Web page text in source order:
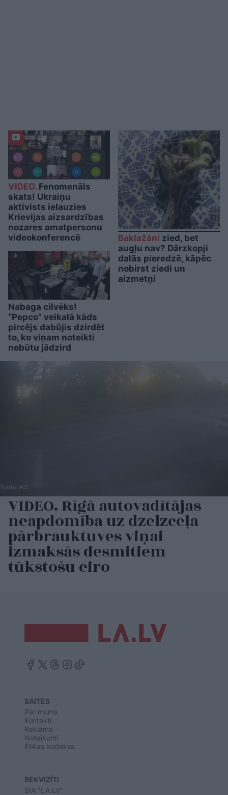
VIDEO. Fenomenāls
skats! Ukraiņu
aktīvists ielauzies
Krievijas aizsardzības
nozares amatpersonu
videokonferencē
Nabaga cilvēks!
“Pepco” veikalā kāds
pircējs dabūjis dzirdēt
to, ko viņam noteikti
nebūtu jādzird
Baklažāni zied, bet
augļu nav? Dārzkopji
dalās pieredzē, kāpēc
nobirst ziedi un
aizmetņi
VIDEO. Rīgā autovadītājas
neapdomība uz dzelzceļa
pārbrauktuves viņai
izmaksās desmitiem
tūkstošu eiro
SAITES
Par mums
Kontakti
Reklāma
Noteikumi
Ētikas kodekss
REKVIZĪTI
SIA "LA.LV"